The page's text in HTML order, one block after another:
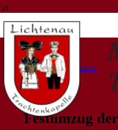
Blog
Auftritte
Festumzug der FFW Schwarzach
Festumzug